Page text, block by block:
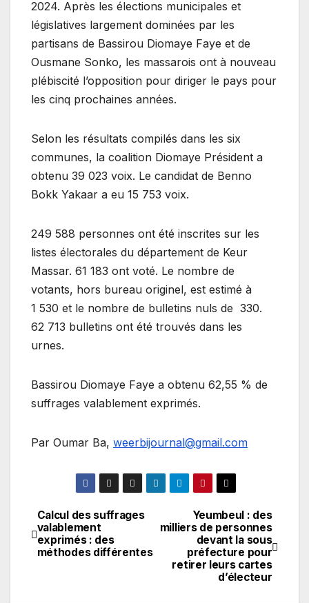
2024. Après les élections municipales et
législatives largement dominées par les
partisans de Bassirou Diomaye Faye et de
Ousmane Sonko, les massarois ont à nouveau
plébiscité l’opposition pour diriger le pays pour
les cinq prochaines années.
Selon les résultats compilés dans les six
communes, la coalition Diomaye Président a
obtenu 39 023 voix. Le candidat de Benno
Bokk Yakaar a eu 15 753 voix.
249 588 personnes ont été inscrites sur les
listes électorales du département de Keur
Massar. 61 183 ont voté. Le nombre de
votants, hors bureau originel, est estimé à
1 530 et le nombre de bulletins nuls de 330.
62 713 bulletins ont été trouvés dans les
urnes.
Bassirou Diomaye Faye a obtenu 62,55 % de
suffrages valablement exprimés.
Par Oumar Ba, weerbijournal@gmail.com
Navigation
de
Yeumbeul : des
milliers de personnes
devant la sous
préfecture pour
retirer leurs cartes
d’électeur
Calcul des suffrages
valablement
exprimés : des
méthodes différentes